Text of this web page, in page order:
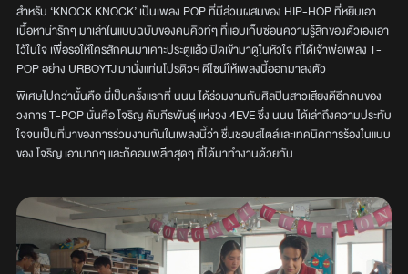
สำหรับ ‘KNOCK KNOCK’ เป็นเพลง POP ที่มีส่วนผสมของ HIP-HOP ที่หยิบเอา
เนื้อหาน่ารักๆ มาเล่าในแบบฉบับของคนคิวท์ๆ ที่แอบเก็บซ่อนความรู้สึกของตัวเองเอา
ไว้ในใจ เพื่อรอให้ใครสักคนมาเคาะประตูแล้วเปิดเข้ามาดูในหัวใจ ที่ได้เจ้าพ่อเพลง T-
POP อย่าง URBOYTJ มานั่งแท่นโปรดิวฯ ดีไซน์ให้เพลงนี้ออกมาลงตัว
พิเศษไปกว่านั้นคือ นี่เป็นครั้งแรกที่ นนน ได้ร่วมงานกับศิลปินสาวเสียงดีอีกคนของ
วงการ T-POP นั่นคือ โจริญ คัมภีรพันธุ์ แห่งวง 4EVE ซึ่ง นนน ได้เล่าถึงความประทับ
ใจจนเป็นที่มาของการร่วมงานกันในเพลงนี้ว่า ชื่นชอบสไตล์และเทคนิคการร้องในแบบ
ของ โจริญ เอามากๆ และก็คอมพลีทสุดๆ ที่ได้มาทำงานด้วยกัน